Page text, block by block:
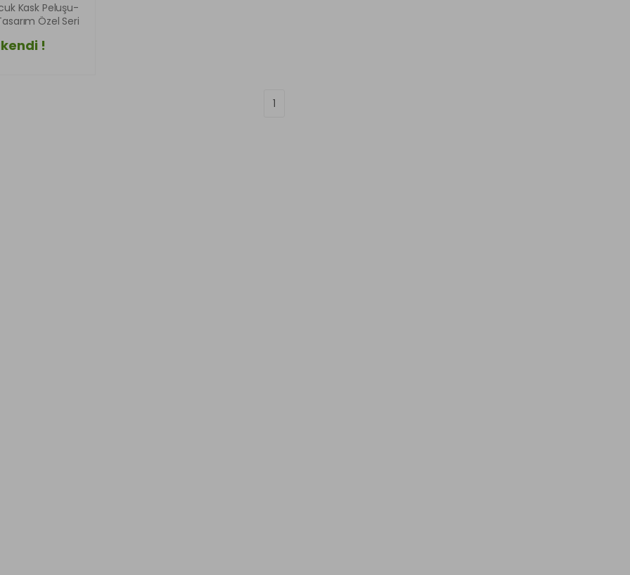
Kask Peluşu-
Özel Seri
!
1